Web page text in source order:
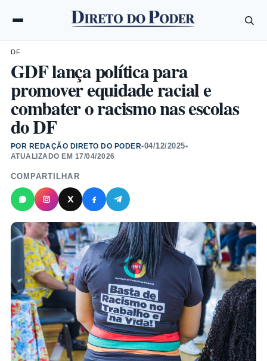
DF
GDF lança política para
promover equidade racial e
combater o racismo nas escolas
do DF
POR REDAÇÃO DIRETO DO PODER•04/12/2025•
ATUALIZADO EM 17/04/2026
COMPARTILHAR